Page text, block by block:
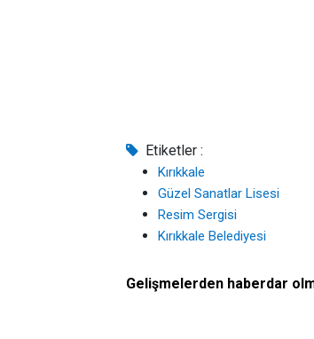
Etiketler :
Kırıkkale
Güzel Sanatlar Lisesi
Resim Sergisi
Kırıkkale Belediyesi
Gelişmelerden haberdar